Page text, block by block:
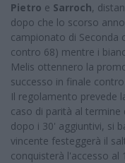
Pietro e Sarroch,
dopo che lo scorso
campionato di Seconda
contro 68) mentre i
Melis ottennero la
successo in finale
Il regolamento prevede
caso di parità al
dopo i 30' aggiuntivi, si
vincente festeggerà il
conquisterà l'accesso al